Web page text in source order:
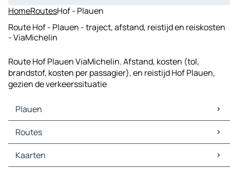
HomeRoutesHof - Plauen
Route Hof - Plauen - traject, afstand, reistijd en reiskosten
- ViaMichelin
Route Hof Plauen ViaMichelin. Afstand, kosten (tol,
brandstof, kosten per passagier), en reistijd Hof Plauen,
gezien de verkeerssituatie
Plauen
Plauen Kaarten
Plauen Verkeer
Plauen Hotels
Plauen Restaurants
Routes
Routes Plauen - Zwickau
Routes Plauen - Gera
Kaarten